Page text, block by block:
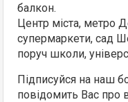
балкон.
Центр міста, метро
супермаркети, сад
поруч школи,
Підписуйся на наш
повідомить Вас про